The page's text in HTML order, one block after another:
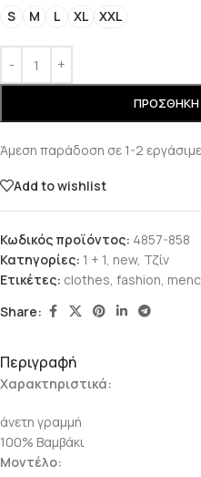
S M L XL XXL
ΠΡΟΣΘΉΚΗ
Άμεση παράδοση σε 1-2
Add to wishlist
Κωδικός προϊόντος: 4857-858
Κατηγορίες: 1 + 1, new, Τζίν
Ετικέτες: clothes, fashion,
Share:
Περιγραφή
Χαρακτηριστικά:
άνετη γραμμή
100% Βαμβάκι
Μοντέλο: